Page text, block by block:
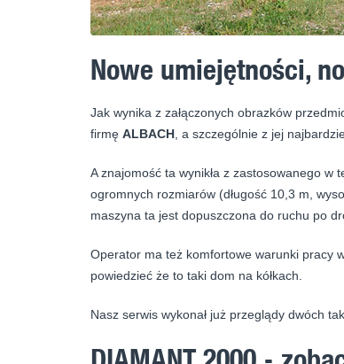
Nowe umiejętności,
Jak wynika z załączonych obrazków
firmę ALBACH , a szczególnie z jej
A znajomość ta wynikła z zastosowanego w
ogromnych rozmiarów (długość 10,3 m,
maszyna ta jest dopuszczona do ruchu po
Operator ma też komfortowe warunki pracy
powiedzieć że to taki dom na kółkach.
Nasz serwis wykonał już przeglądy dwóch